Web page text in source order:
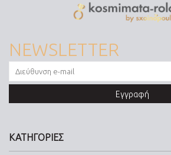
NEWSLETTER
Εγγραφή
ΚΑΤΗΓΟΡΙΕΣ